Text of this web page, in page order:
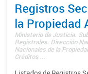
Registros
la Propiedad
Ministerio de Justicia.
Registrales. Dirección
Nacionales de la
Créditos ...